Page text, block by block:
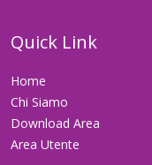
Quick Link
Home
Chi Siamo
Download Area
Area Utente